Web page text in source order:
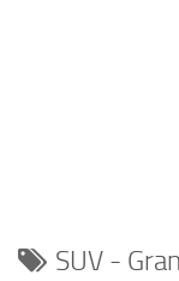
SUV -